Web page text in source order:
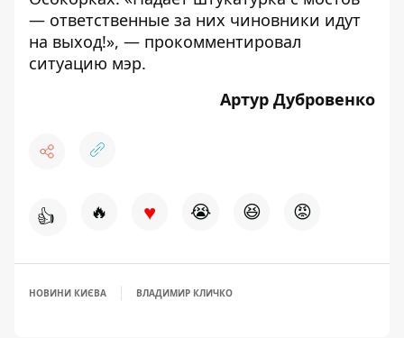
— ответственные за них чиновники идут
на выход!», — прокомментировал
ситуацию мэр.
Артур Дубровенко
👍 🔥 ♥ 😭 😆 😡
НОВИНИ КИЄВА ВЛАДИМИР КЛИЧКО